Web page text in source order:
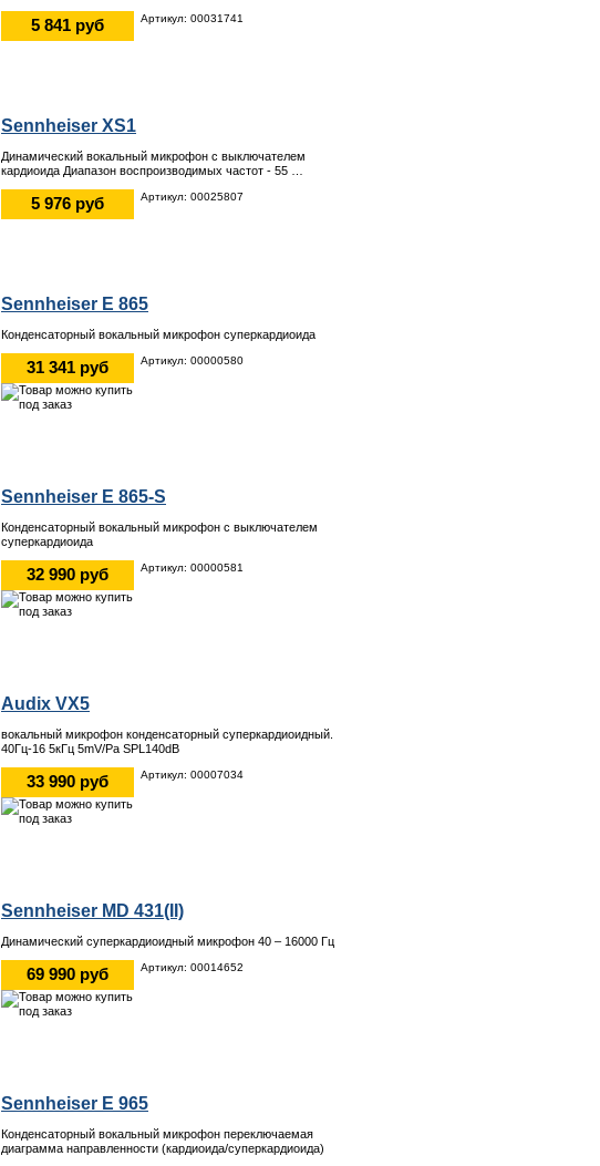
5 841 руб Артикул: 00031741
Sennheiser XS1
Динамический вокальный микрофон с выключателем
кардиоида Диапазон воспроизводимых частот - 55 …
5 976 руб Артикул: 00025807
Sennheiser E 865
Конденсаторный вокальный микрофон суперкардиоида
31 341 руб Артикул: 00000580
Sennheiser E 865-S
Конденсаторный вокальный микрофон с выключателем
суперкардиоида
32 990 руб Артикул: 00000581
Audix VX5
вокальный микрофон конденсаторный суперкардиоидный.
40Гц-16 5кГц 5mV/Pa SPL140dB
33 990 руб Артикул: 00007034
Sennheiser MD 431(II)
Динамический суперкардиоидный микрофон 40 – 16000 Гц
69 990 руб Артикул: 00014652
Sennheiser E 965
Конденсаторный вокальный микрофон переключаемая
диаграмма направленности (кардиоида/суперкардиоида)